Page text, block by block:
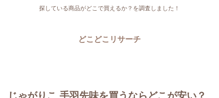
探している商品がどこで買えるか？を調査しました！
どこどこリサーチ
じゃがりこ 手羽先味を買うならどこが安い？